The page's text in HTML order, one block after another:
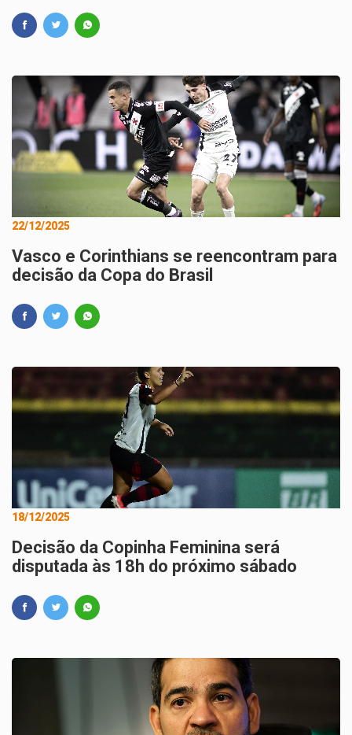
22/12/2025
Vasco e Corinthians se reencontram para
decisão da Copa do Brasil
18/12/2025
Decisão da Copinha Feminina será
disputada às 18h do próximo sábado